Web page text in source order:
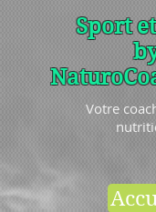
Sport
Votre